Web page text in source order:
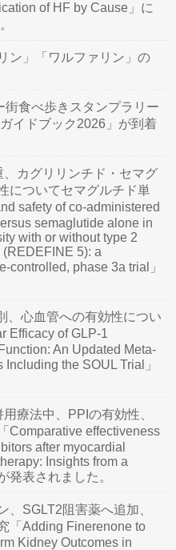
of HF by Cause」に
ン」「ワルファリン」の
街食べ歩きスタンプラリー
イドブック2026」が到着
カグリリンチド・セマグ
についてセマグルチド単
safety of co-administered
semaglutide alone in
with or without type 2
5): a
controlled, phase 3a trial」
、心血管への有効性につい
Efficacy of GLP-1
An Updated Meta-
the SOUL Trial」
療法中、PPIの有効性、
Comparative effectiveness
after myocardial
Insights from a
発表されました。
、SGLT2阻害薬へ追加、
「Adding Finerenone to
Kidney Outcomes in